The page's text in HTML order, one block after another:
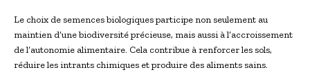
Le choix de semences biologiques participe non seulement au
maintien d’une biodiversité précieuse, mais aussi à l’accroissement
de l’autonomie alimentaire. Cela contribue à renforcer les sols,
réduire les intrants chimiques et produire des aliments sains.